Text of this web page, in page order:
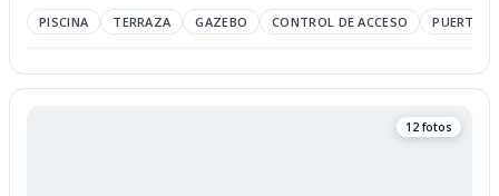
PISCINA TERRAZA GAZEBO CONTROL DE ACCESO PUERTA
12 fotos